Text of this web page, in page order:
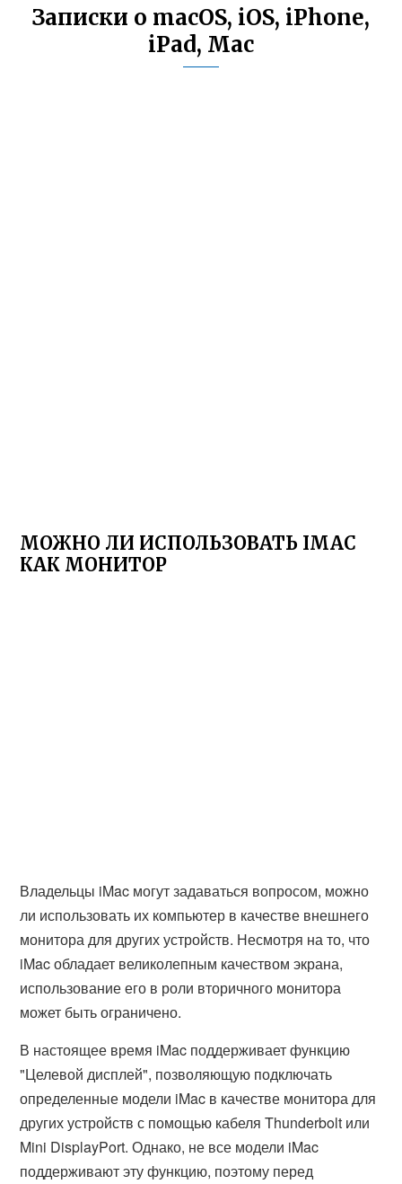
Записки о macOS, iOS, iPhone,
iPad, Mac
МОЖНО ЛИ ИСПОЛЬЗОВАТЬ IMAC
КАК МОНИТОР
Владельцы iMac могут задаваться вопросом, можно
ли использовать их компьютер в качестве внешнего
монитора для других устройств. Несмотря на то, что
iMac обладает великолепным качеством экрана,
использование его в роли вторичного монитора
может быть ограничено.
В настоящее время iMac поддерживает функцию
"Целевой дисплей", позволяющую подключать
определенные модели iMac в качестве монитора для
других устройств с помощью кабеля Thunderbolt или
Mini DisplayPort. Однако, не все модели iMac
поддерживают эту функцию, поэтому перед